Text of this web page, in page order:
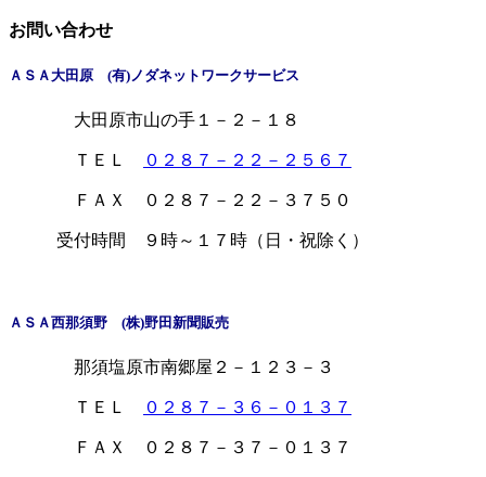
お問い合わせ
ＡＳＡ大田原 (有)ノダネットワークサービス
大田原市山の手１－２－１８
ＴＥＬ ０２８７－２２－２５６７
ＦＡＸ ０２８７－２２－３７５０
受付時間 ９時～１７時（日・祝除く）
ＡＳＡ西那須野 (株)野田新聞販売
那須塩原市南郷屋２－１２３－３
ＴＥＬ ０２８７－３６－０１３７
ＦＡＸ ０２８７－３７－０１３７